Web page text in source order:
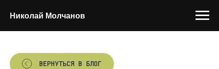
Николай Молчанов
ВЕРНУТЬСЯ В БЛОГ